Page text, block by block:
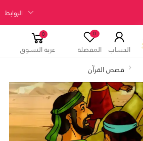
الروابط
الحساب
0
المفضلة
0
عربة التسوق
قصص القرآن